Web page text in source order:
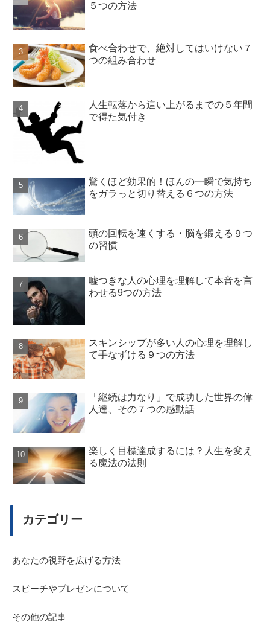
５つの方法
食べ合わせで、絶対してはいけない７
つの組み合わせ
人生転落から這い上がるまでの５年間
で得た気付き
驚くほど効果的！ほんの一瞬で気持ち
をガラっと切り替える６つの方法
頭の回転を速くする・脳を鍛える９つ
の習慣
嘘つきな人の心理を理解して本音を言
わせる9つの方法
スキンシップが多い人の心理を理解し
て手なずける９つの方法
「継続は力なり」で成功した世界の偉
人達、その７つの感動話
楽しく目標達成するには？人生を変え
る魔法の法則
カテゴリー
あなたの視野を広げる方法
スピーチやプレゼンについて
その他の記事